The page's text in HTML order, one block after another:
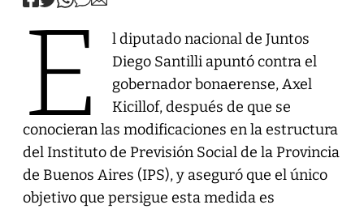
E
l diputado nacional de Juntos
Diego Santilli apuntó contra el
gobernador bonaerense, Axel
Kicillof, después de que se
conocieran las modificaciones en la estructura
del Instituto de Previsión Social de la Provincia
de Buenos Aires (IPS), y aseguró que el único
objetivo que persigue esta medida es